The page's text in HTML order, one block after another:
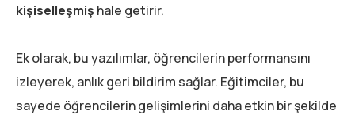
kişiselleşmiş hale getirir.
Ek olarak, bu yazılımlar, öğrencilerin performansını
izleyerek, anlık geri bildirim sağlar. Eğitimciler, bu
sayede öğrencilerin gelişimlerini daha etkin bir şekilde